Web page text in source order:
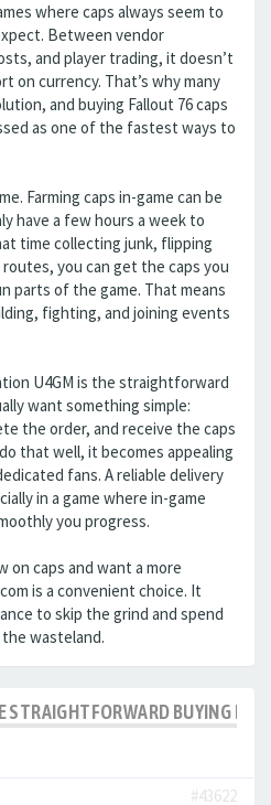
where caps always seem to
Between vendor
and player trading, it doesn’t
on currency. That’s why many
and buying Fallout 76 caps
as one of the fastest ways to
Farming caps in-game can be
have a few hours a week to
time collecting junk, flipping
you can get the caps you
parts of the game. That means
fighting, and joining events
U4GM is the straightforward
want something simple:
the order, and receive the caps
that well, it becomes appealing
fans. A reliable delivery
in a game where in-game
you progress.
on caps and want a more
is a convenient choice. It
to skip the grind and spend
wasteland.
STRAIGHTFORWARD BUYING
#43622